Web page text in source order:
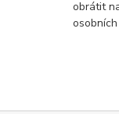
obrátit